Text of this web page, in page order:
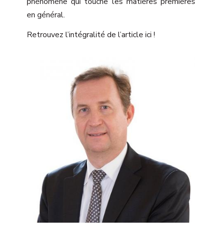
en général.
Retrouvez l’intégralité de l’article ici !